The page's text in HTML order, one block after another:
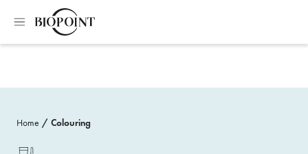
Home Colouring